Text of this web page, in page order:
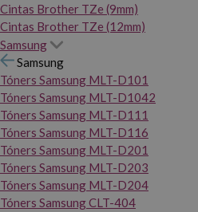
Cintas Brother TZe (9mm)
Cintas Brother TZe (12mm)
Samsung
Samsung
Tóners Samsung MLT-D101
Tóners Samsung MLT-D1042
Tóners Samsung MLT-D111
Tóners Samsung MLT-D116
Tóners Samsung MLT-D201
Tóners Samsung MLT-D203
Tóners Samsung MLT-D204
Tóners Samsung CLT-404